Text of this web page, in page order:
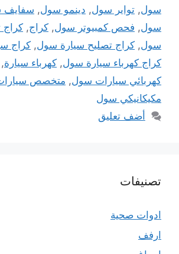
سول, تواير سول, دينمو سول,
سول, فحص كمبيوتر سول, كراج, كراج
سول, كراج تصليح سيارة سول, كراج
كراج كهرباء سيارة سول, كهرباء سيارة,
كهربائي سيارات سول, متخصص
مكيكانيكي سول
أضف تعليق
تصنيفات
ادوات صحية
ارفف